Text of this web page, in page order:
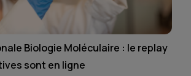
Biologie Moléculaire : le replay
sont en ligne